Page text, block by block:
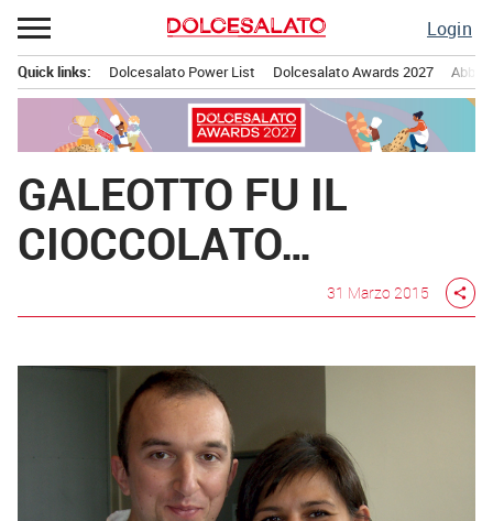
Passa
al
contenuto
Login
principale
Quick links: Dolcesalato Power List Dolcesalato Awards 2027
GALEOTTO FU IL
CIOCCOLATO…
31 Marzo 2015 share